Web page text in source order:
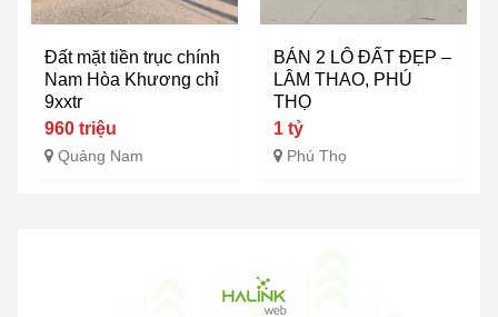
Đất mặt tiền trục chính
Nam Hòa Khương chỉ
9xxtr
960 triệu
Quảng Nam
BÁN 2 LÔ ĐẤT ĐẸP –
LÂM THAO, PHÚ
THỌ
1 tỷ
Phú Thọ